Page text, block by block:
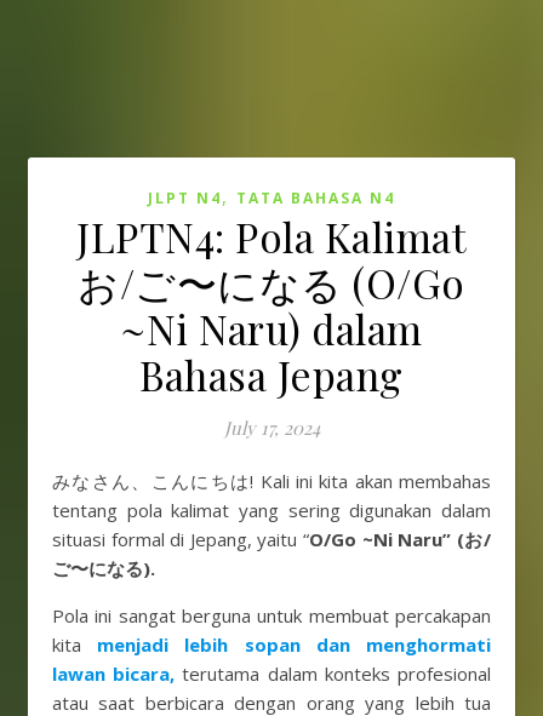
JLPT N4, TATA BAHASA N4
JLPTN4: Pola Kalimat
お/ご〜になる (O/Go
~Ni Naru) dalam
Bahasa Jepang
July 17, 2024
みなさん、こんにちは! Kali ini kita akan membahas
tentang pola kalimat yang sering digunakan dalam
situasi formal di Jepang, yaitu “O/Go ~Ni Naru” (お/
ご〜になる).
Pola ini sangat berguna untuk membuat percakapan
kita menjadi lebih sopan dan menghormati
lawan bicara,terutama dalam konteks profesional
atau saat berbicara dengan orang yang lebih tua